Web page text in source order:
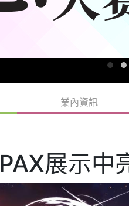
業內資訊
展示中